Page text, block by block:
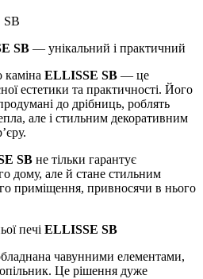
SB
SB — унікальний і практичний
ELLISSE SB — це
естетики та практичності. Його
до дрібниць, роблять
але і стильним декоративним
SB не тільки гарантує
дому, але й стане стильним
приміщення, привносячи в нього
печі ELLISSE SB
чавунними елементами,
Це рішення дуже